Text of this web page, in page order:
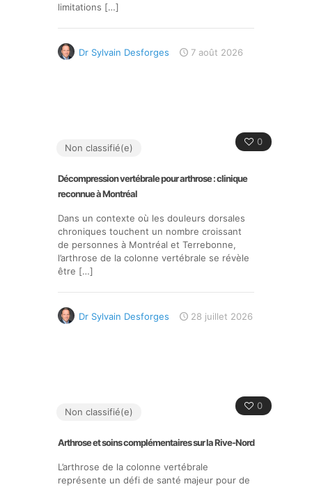
limitations […]
Dr Sylvain Desforges 7 août 2026
0
Non classifié(e)
Décompression vertébrale pour arthrose : clinique
reconnue à Montréal
Dans un contexte où les douleurs dorsales
chroniques touchent un nombre croissant
de personnes à Montréal et Terrebonne,
l’arthrose de la colonne vertébrale se révèle
être […]
Dr Sylvain Desforges 28 juillet 2026
0
Non classifié(e)
Arthrose et soins complémentaires sur la Rive-Nord
L’arthrose de la colonne vertébrale
représente un défi de santé majeur pour de